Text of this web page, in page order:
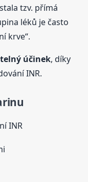
tzv. přímá
léků je často
krve“.
účinek, díky
INR.
INR